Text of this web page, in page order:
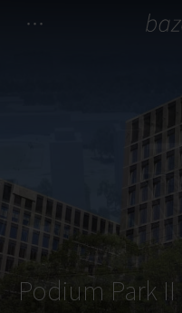
Podium Park II